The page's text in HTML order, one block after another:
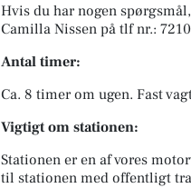
Hvis du har nogen
Camilla Nissen på tlf nr.:
Antal timer:
Ca. 8 timer om ugen. Fast
Vigtigt om stationen:
Stationen er en af vores
til stationen med offentligt